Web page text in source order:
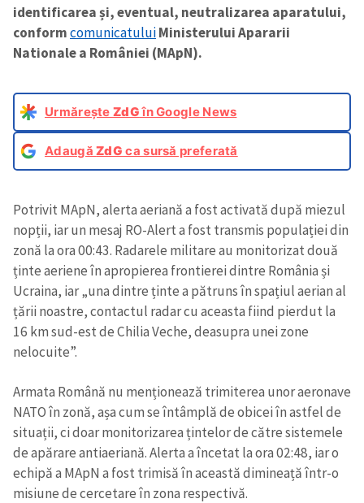
identificarea și, eventual, neutralizarea aparatului,
conformcomunicatuluiMinisterului Apararii
Nationale a României (MApN).
Urmărește ZdGîn Google News
AdaugăZdG ca sursă preferată
Potrivit MApN, alerta aeriană a fost activată după miezul
nopții, iar un mesaj RO-Alert a fost transmis populației din
zonă la ora 00:43. Radarele militare au monitorizat două
ținte aeriene în apropierea frontierei dintre România și
Ucraina, iar „una dintre ținte a pătruns în spațiul aerian al
țării noastre, contactul radar cu aceasta fiind pierdut la
16 km sud-est de Chilia Veche, deasupra unei zone
nelocuite”.
Armata Română nu menționează trimiterea unor aeronave
NATO în zonă, așa cum se întâmplă de obicei în astfel de
situații, ci doar monitorizarea țintelor de către sistemele
de apărare antiaeriană. Alerta a încetat la ora 02:48, iar o
echipă a MApN a fost trimisă în această dimineață într-o
misiune de cercetare în zona respectivă.